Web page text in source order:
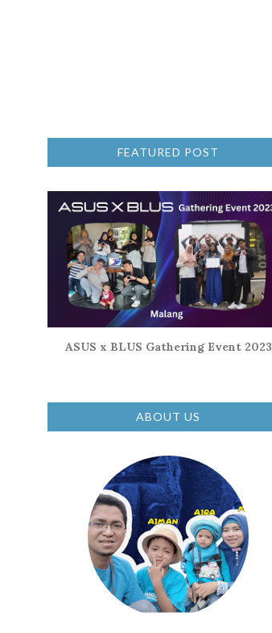
FEATURED POST
ASUS x BLUS Gathering Event 2023
ABOUT US